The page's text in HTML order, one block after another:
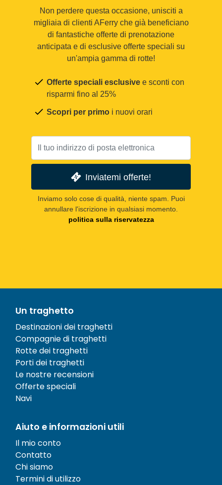
Non perdere questa occasione, unisciti a
migliaia di clienti AFerry che già beneficiano
di fantastiche offerte di prenotazione
anticipata e di esclusive offerte speciali su
un'ampia gamma di rotte!
Offerte speciali esclusive e sconti con
risparmi fino al 25%
Scopri per primo i nuovi orari
Inviatemi offerte!
Inviamo solo cose di qualità, niente spam. Puoi
annullare l'iscrizione in qualsiasi momento.
politica sulla riservatezza
Un traghetto
Destinazioni dei traghetti
Compagnie di traghetti
Rotte dei traghetti
Porti dei traghetti
Le nostre recensioni
Offerte speciali
Navi
Aiuto e informazioni utili
Il mio conto
Contatto
Chi siamo
Termini di utilizzo